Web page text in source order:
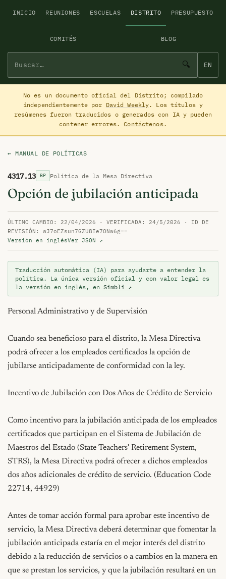
INICIO REUNIONES ESCUELAS DISTRITO PRESUPUESTO
COMITÉS BLOG
🔍 EN
No es un documento oficial del Distrito; compilado
independientemente por David Weekly. Los títulos y
resúmenes fueron traducidos o generados con IA y pueden
contener errores. Contáctenos.
← MANUAL DE POLÍTICAS
4317.13 BP Política de la Mesa Directiva
Opción de jubilación anticipada
ÚLTIMO CAMBIO: 22/04/2026 · VERIFICADA: 24/5/2026 · ID DE
REVISIÓN: wJ7oEZsun7GZU8Ie7ONw6g==
Versión en inglésVer JSON ↗
Traducción automática (IA) para ayudarte a entender la
política. La única versión oficial y con valor legal es
la versión en inglés, en Simbli ↗
Personal Administrativo y de Supervisión
Cuando sea beneficioso para el distrito, la Mesa Directiva
podrá ofrecer a los empleados certificados la opción de
jubilarse anticipadamente de conformidad con la ley.
Incentivo de Jubilación con Dos Años de Crédito de Servicio
Como incentivo para la jubilación anticipada de los empleados
certificados que participan en el Sistema de Jubilación de
Maestros del Estado (State Teachers' Retirement System,
STRS), la Mesa Directiva podrá ofrecer a dichos empleados
dos años adicionales de crédito de servicio. (Education Code
22714, 44929)
Antes de tomar acción formal para aprobar este incentivo de
servicio, la Mesa Directiva deberá determinar que fomentar la
jubilación anticipada estaría en el mejor interés del distrito
debido a la reducción de servicios o a cambios en la manera en
que se prestan los servicios, y que la jubilación resultará en un